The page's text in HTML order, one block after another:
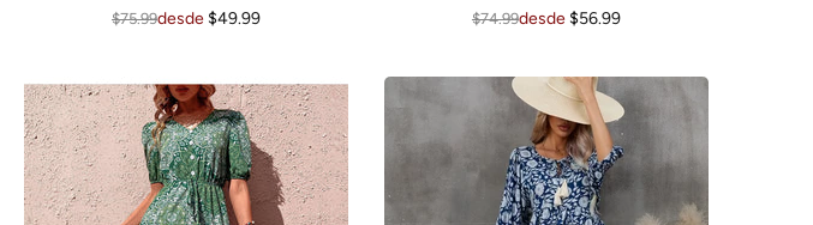
$75.99desde $49.99
$74.99desde $56.99